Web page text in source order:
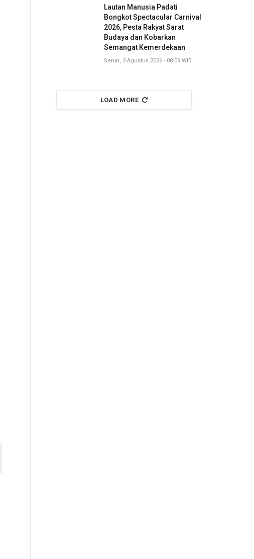
Lautan Manusia Padati
Bongkot Spectacular Carnival
2026, Pesta Rakyat Sarat
Budaya dan Kobarkan
Semangat Kemerdekaan
Senin, 3 Agustus 2026 - 08:09 WIB
LOAD MORE